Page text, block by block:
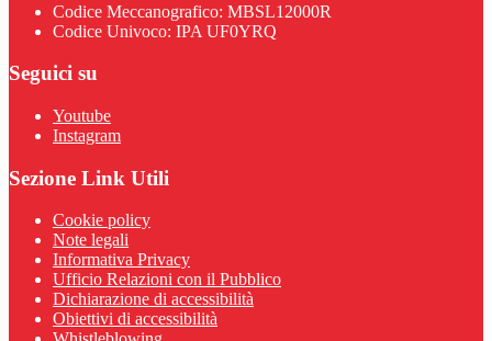
Codice Meccanografico: MBSL12000R
Codice Univoco: IPA UF0YRQ
Seguici su
Youtube
Instagram
Sezione Link Utili
Cookie policy
Note legali
Informativa Privacy
Ufficio Relazioni con il Pubblico
Dichiarazione di accessibilità
Obiettivi di accessibilità